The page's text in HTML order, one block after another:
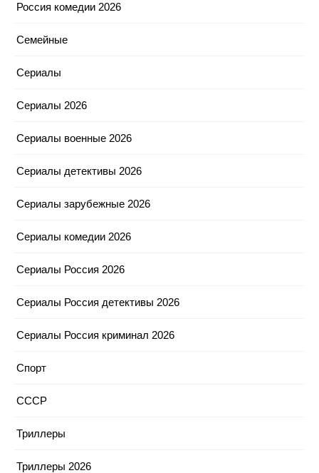
Россия комедии 2026
Семейные
Сериалы
Сериалы 2026
Сериалы военные 2026
Сериалы детективы 2026
Сериалы зарубежные 2026
Сериалы комедии 2026
Сериалы Россия 2026
Сериалы Россия детективы 2026
Сериалы Россия криминал 2026
Спорт
СССР
Триллеры
Триллеры 2026